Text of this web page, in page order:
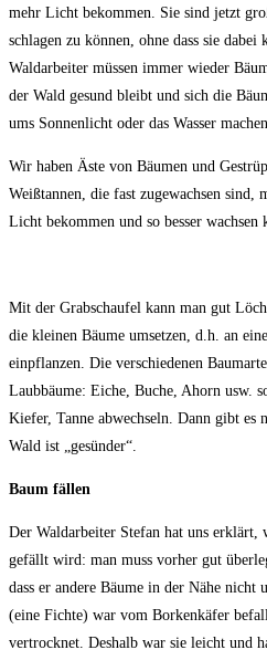
mehr Licht bekommen. Sie sind jetzt
schlagen zu können, ohne dass sie
Waldarbeiter müssen immer wieder
der Wald gesund bleibt und sich die
ums Sonnenlicht oder das Wasser
Wir haben Äste von Bäumen und
Weißtannen, die fast zugewachsen sind,
Licht bekommen und so besser wachsen
Mit der Grabschaufel kann man gut
die kleinen Bäume umsetzen, d.h. an
einpflanzen. Die verschiedenen
Laubbäume: Eiche, Buche, Ahorn usw.
Kiefer, Tanne abwechseln. Dann gibt es
Wald ist „gesünder“.
Baum fällen
Der Waldarbeiter Stefan hat uns
gefällt wird: man muss vorher gut
dass er andere Bäume in der Nähe nicht
(eine Fichte) war vom Borkenkäfer
vertrocknet. Deshalb war sie leicht und